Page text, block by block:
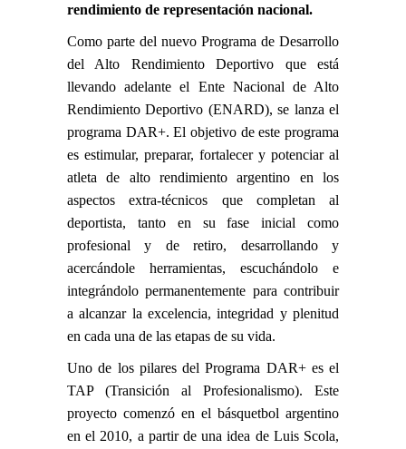
rendimiento de representación nacional.
Como parte del nuevo Programa de Desarrollo
del Alto Rendimiento Deportivo que está
llevando adelante el Ente Nacional de Alto
Rendimiento Deportivo (ENARD), se lanza el
programa DAR+. El objetivo de este programa
es estimular, preparar, fortalecer y potenciar al
atleta de alto rendimiento argentino en los
aspectos extra-técnicos que completan al
deportista, tanto en su fase inicial como
profesional y de retiro, desarrollando y
acercándole herramientas, escuchándolo e
integrándolo permanentemente para contribuir
a alcanzar la excelencia, integridad y plenitud
en cada una de las etapas de su vida.
Uno de los pilares del Programa DAR+ es el
TAP (Transición al Profesionalismo). Este
proyecto comenzó en el básquetbol argentino
en el 2010, a partir de una idea de Luis Scola,